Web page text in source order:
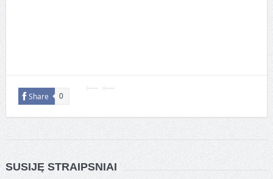
Share 0
SUSIJĘ STRAIPSNIAI